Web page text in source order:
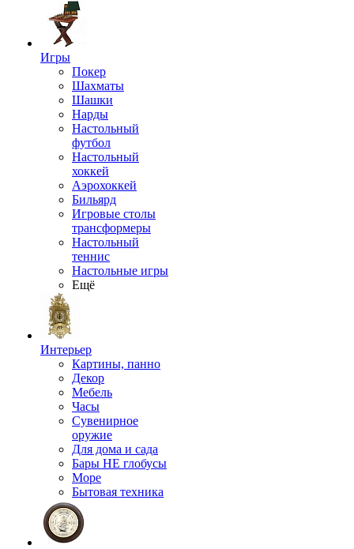
Игры
Покер
Шахматы
Шашки
Нарды
Настольный
футбол
Настольный
хоккей
Аэрохоккей
Бильярд
Игровые столы
трансформеры
Настольный
теннис
Настольные игры
Ещё
Интерьер
Картины, панно
Декор
Мебель
Часы
Сувенирное
оружие
Для дома и сада
Бары НЕ глобусы
Море
Бытовая техника